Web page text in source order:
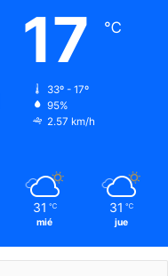
17 ℃
33º - 17º
95%
2.57 km/h
31 ℃
mié
31 ℃
jue